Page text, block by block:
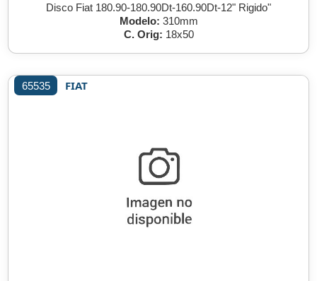
Disco Fiat 180.90-180.90Dt-160.90Dt-12" Rigido"
Modelo: 310mm
C. Orig: 18x50
65535 FIAT